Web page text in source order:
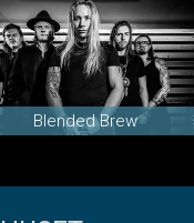
Blended Brew